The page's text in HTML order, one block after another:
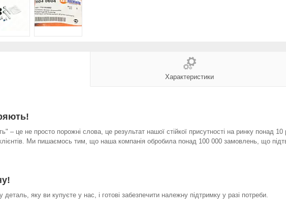
Характеристики
– це не просто порожні слова, це результат нашої стійкої присутності на ринку понад
Ми пишаємось тим, що наша компанія обробила понад 100 000 замовлень, що
яку ви купуєте у нас, і готові забезпечити належну підтримку у разі потреби.